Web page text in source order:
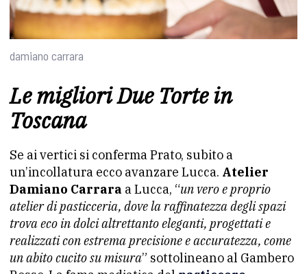
damiano carrara
Le migliori Due Torte in
Toscana
Se ai vertici si conferma Prato, subito a
un’incollatura ecco avanzare Lucca. Atelier
Damiano Carrara a Lucca, “un vero e proprio
atelier di pasticceria, dove la raffinatezza degli spazi
trova eco in dolci altrettanto eleganti, progettati e
realizzati con estrema precisione e accuratezza, come
un abito cucito su misura” sottolineano al Gambero